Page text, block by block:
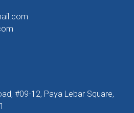
#09-12, Paya Lebar Square,